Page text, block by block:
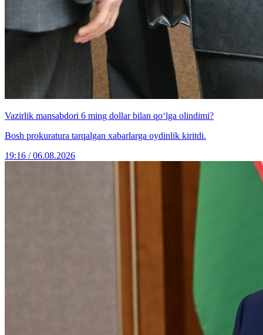
Vazirlik mansabdori 6 ming dollar bilan qo‘lga olindimi?
Bosh prokuratura tarqalgan xabarlarga oydinlik kiritdi.
19:16 / 06.08.2026